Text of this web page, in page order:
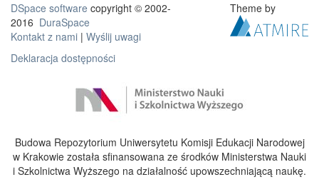
DSpace software copyright © 2002-
2016 DuraSpace
Kontakt z nami | Wyślij uwagi
Deklaracja dostępności
Theme by
Budowa Repozytorium Uniwersytetu Komisji Edukacji Narodowej
w Krakowie została sfinansowana ze środków Ministerstwa Nauki
i Szkolnictwa Wyższego na działalność upowszechniającą naukę.